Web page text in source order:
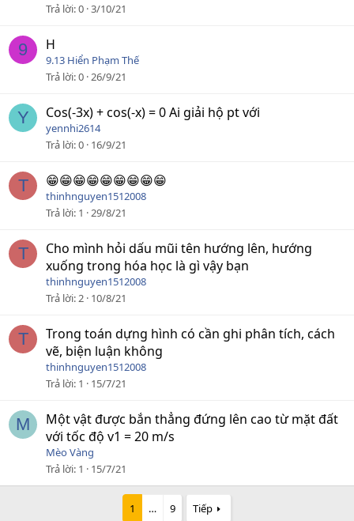
Trả lời 0 3/10/21
9 H
9.13 Hiển Phạm Thế
Trả lời 0 26/9/21
Y Cos(-3x) + cos(-x) = 0 Ai giải hộ pt với
yennhi2614
Trả lời 0 16/9/21
T 😁😁😁😁😁😁😁😁😁
thinhnguyen1512008
Trả lời 1 29/8/21
T
Cho mình hỏi dấu mũi tên hướng lên, hướng
xuống trong hóa học là gì vậy bạn
thinhnguyen1512008
Trả lời 2 10/8/21
T
Trong toán dựng hình có cần ghi phân tích, cách
vẽ, biện luận không
thinhnguyen1512008
Trả lời 1 15/7/21
M
Một vật được bắn thẳng đứng lên cao từ mặt đất
với tốc độ v1 = 20 m/s
Mèo Vàng
Trả lời 1 15/7/21
1 … 9 Tiếp